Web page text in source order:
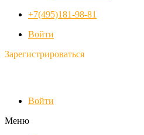
+7(495)181-98-81
Войти
Зарегистрироваться
Войти
Меню